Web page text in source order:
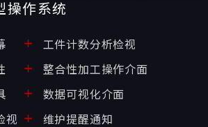
操作系统
视
工件计数分析检视
整合性加工操作介面
数据可视化介面
维护提醒通知